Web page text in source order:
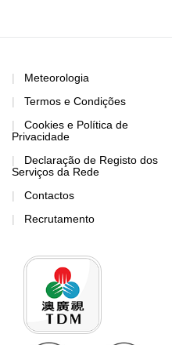
Meteorologia
Termos e Condições
Cookies e Política de
Privacidade
Declaração de Registo dos
Serviços da Rede
Contactos
Recrutamento